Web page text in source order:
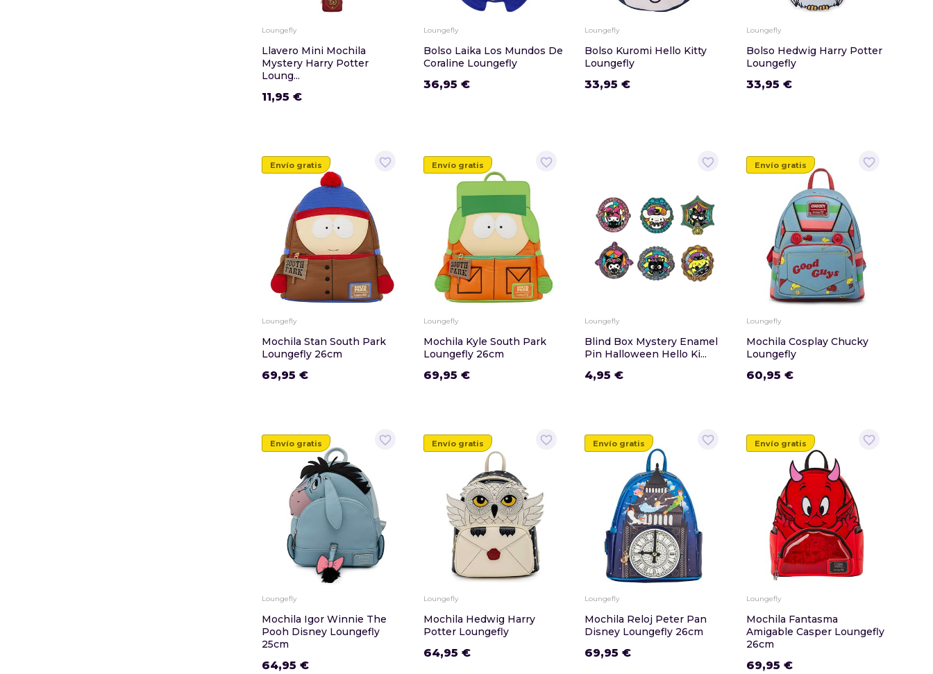
Loungefly
Llavero Mini Mochila
Mystery Harry Potter
Loung...
11,95 €
Loungefly
Bolso Laika Los Mundos De
Coraline Loungefly
36,95 €
Loungefly
Bolso Kuromi Hello Kitty
Loungefly
33,95 €
Loungefly
Bolso Hedwig Harry Potter
Loungefly
33,95 €
favorite_border
Envío gratis
Loungefly
Mochila Stan South Park
Loungefly 26cm
69,95 €
favorite_border
Envío gratis
Loungefly
Mochila Kyle South Park
Loungefly 26cm
69,95 €
favorite_border
Loungefly
Blind Box Mystery Enamel
Pin Halloween Hello Ki...
4,95 €
favorite_border
Envío gratis
Loungefly
Mochila Cosplay Chucky
Loungefly
60,95 €
favorite_border
Envío gratis
Loungefly
Mochila Igor Winnie The
Pooh Disney Loungefly
25cm
64,95 €
favorite_border
Envío gratis
Loungefly
Mochila Hedwig Harry
Potter Loungefly
64,95 €
favorite_border
Envío gratis
Loungefly
Mochila Reloj Peter Pan
Disney Loungefly 26cm
69,95 €
favorite_border
Envío gratis
Loungefly
Mochila Fantasma
Amigable Casper Loungefly
26cm
69,95 €